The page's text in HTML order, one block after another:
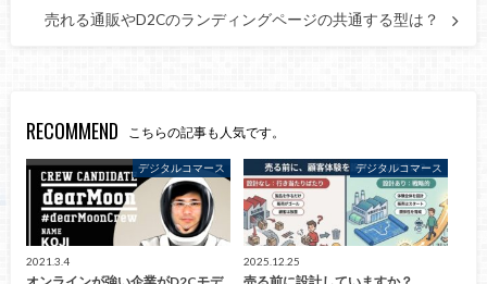
売れる通販やD2Cのランディングページの共通する型は？
RECOMMEND こちらの記事も人気です。
デジタルコマース
2021.3.4
デジタルコマース
2025.12.25